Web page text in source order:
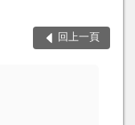
回上一頁